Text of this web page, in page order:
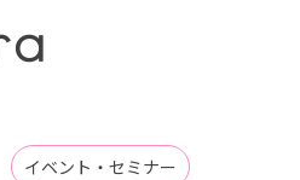
イベント・セミナー